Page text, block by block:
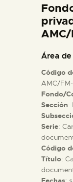
█
EL
Área
Código
AMC/
Fondo/
Sección:
Serie:
Código
Título: